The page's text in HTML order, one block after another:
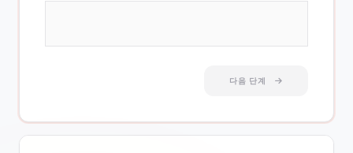
다음 단계